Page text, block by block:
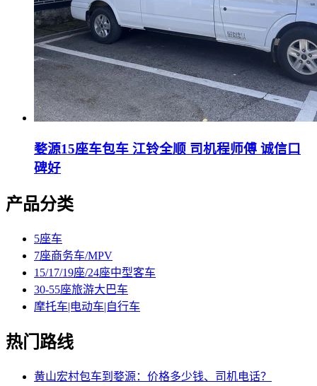
婺源15座车包车 江铃全顺 司机程师傅 诚信口
碑好
产品分类
5座车
7座商务车/MPV
15/17/19座/24座中型客车
30-55座旅游大巴车
摩托车|电动车|自行车
热门路线
黄山宏村包车到婺源：价格多少钱、司机电话？